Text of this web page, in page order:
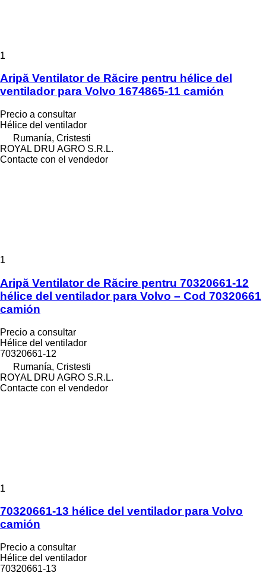
1
Aripă Ventilator de Răcire pentru hélice del
ventilador para Volvo 1674865-11 camión
Precio a consultar
Hélice del ventilador
Rumanía, Cristesti
ROYAL DRU AGRO S.R.L.
Contacte con el vendedor
1
Aripă Ventilator de Răcire pentru 70320661-12
hélice del ventilador para Volvo – Cod 70320661
camión
Precio a consultar
Hélice del ventilador
70320661-12
Rumanía, Cristesti
ROYAL DRU AGRO S.R.L.
Contacte con el vendedor
1
70320661-13 hélice del ventilador para Volvo
camión
Precio a consultar
Hélice del ventilador
70320661-13